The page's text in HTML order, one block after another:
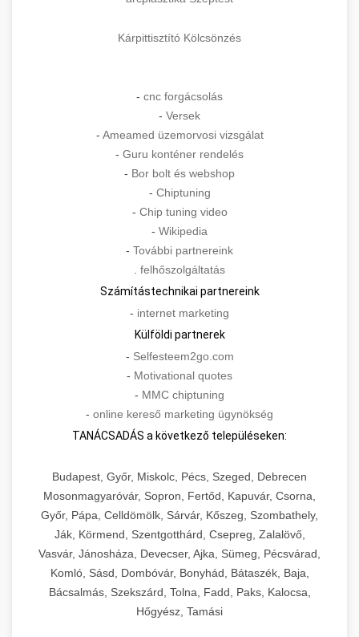
Kárpittisztító Kölcsönzés
- cnc forgácsolás
- Versek
- Ameamed üzemorvosi vizsgálat
- Guru konténer rendelés
- Bor bolt és webshop
- Chiptuning
- Chip tuning video
- Wikipedia
- További partnereink
. felhőszolgáltatás
Számítástechnikai partnereink
- internet marketing
Külföldi partnerek
- Selfesteem2go.com
- Motivational quotes
- MMC chiptuning
- online kereső marketing ügynökség
TANÁCSADÁS a következő településeken:
Budapest, Győr, Miskolc, Pécs, Szeged, Debrecen
Mosonmagyaróvár, Sopron, Fertőd, Kapuvár, Csorna,
Győr, Pápa, Celldömölk, Sárvár, Kőszeg, Szombathely,
Ják, Körmend, Szentgotthárd, Csepreg, Zalalövő,
Vasvár, Jánosháza, Devecser, Ajka, Sümeg, Pécsvárad,
Komló, Sásd, Dombóvár, Bonyhád, Bátaszék, Baja,
Bácsalmás, Szekszárd, Tolna, Fadd, Paks, Kalocsa,
Hőgyész, Tamási